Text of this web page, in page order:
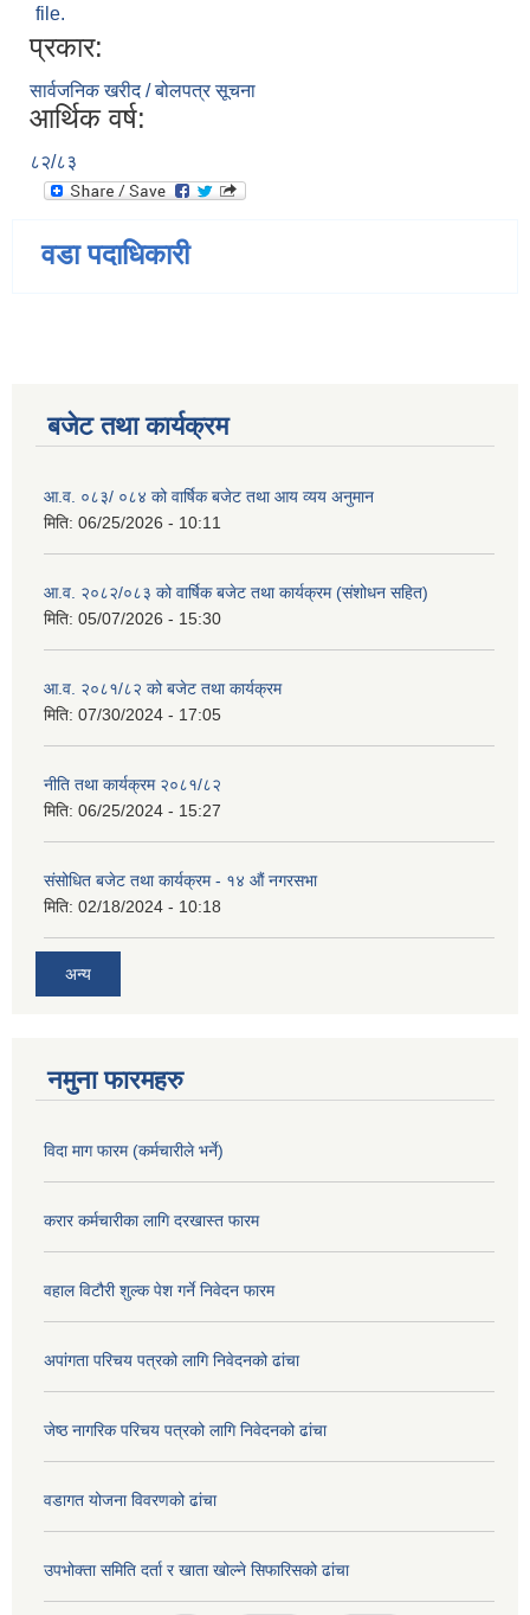
file.
प्रकार:
सार्वजनिक खरीद / बोलपत्र सूचना
आर्थिक वर्ष:
८२/८३
वडा पदाधिकारी
बजेट तथा कार्यक्रम
आ.व. ०८३/ ०८४ को वार्षिक बजेट तथा आय व्यय अनुमान
मिति: 06/25/2026 - 10:11
आ.व. २०८२/०८३ को वार्षिक बजेट तथा कार्यक्रम (संशोधन सहित)
मिति: 05/07/2026 - 15:30
आ.व. २०८१/८२ को बजेट तथा कार्यक्रम
मिति: 07/30/2024 - 17:05
नीति तथा कार्यक्रम २०८१/८२
मिति: 06/25/2024 - 15:27
संसोधित बजेट तथा कार्यक्रम - १४ औं नगरसभा
मिति: 02/18/2024 - 10:18
अन्य
नमुना फारमहरु
विदा माग फारम (कर्मचारीले भर्ने)
करार कर्मचारीका लागि दरखास्त फारम
वहाल विटौरी शुल्क पेश गर्ने निवेदन फारम
अपांगता परिचय पत्रको लागि निवेदनको ढांचा
जेष्ठ नागरिक परिचय पत्रको लागि निवेदनको ढांचा
वडागत योजना विवरणको ढांचा
उपभोक्ता समिति दर्ता र खाता खोल्ने सिफारिसको ढांचा